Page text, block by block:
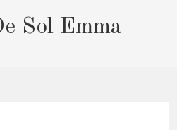
Sol Emma